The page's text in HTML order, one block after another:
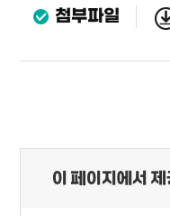
첨부파일
이 페이지에서